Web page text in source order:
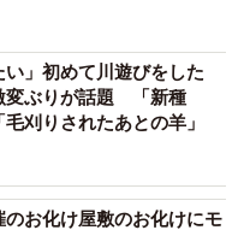
る」。
ちも個性を大切に、健
い」初めて川遊びをした
変ぶりが話題 「新種
刈りされたあとの羊」
お化け屋敷のお化けにモ